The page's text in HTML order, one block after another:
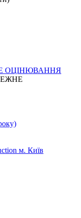
ОЦІНЮВАННЯ
м. Київ